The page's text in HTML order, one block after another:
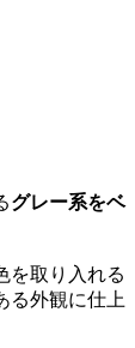
グレー系をベ
を取り入れる
る外観に仕上